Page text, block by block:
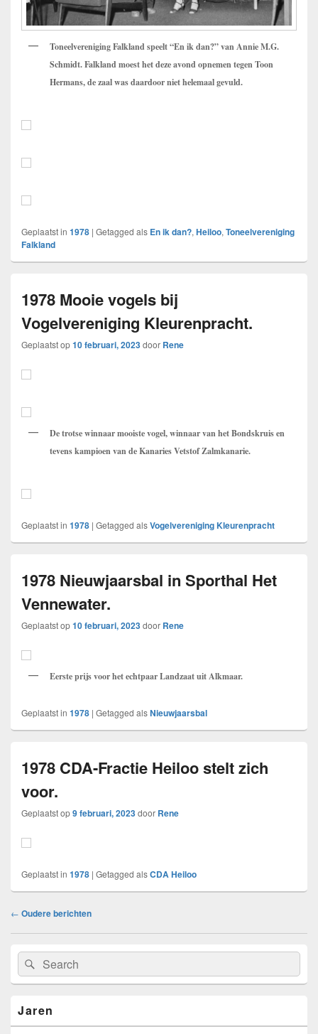
Toneelvereniging Falkland speelt “En ik dan?” van Annie M.G.
Schmidt. Falkland moest het deze avond opnemen tegen Toon
Hermans, de zaal was daardoor niet helemaal gevuld.
Geplaatst in 1978 | Getagged als En ik dan?, Heiloo, Toneelvereniging
Falkland
1978 Mooie vogels bij
Vogelvereniging Kleurenpracht.
Geplaatst op10 februari, 2023door Rene
De trotse winnaar mooiste vogel, winnaar van het Bondskruis en
tevens kampioen van de Kanaries Vetstof Zalmkanarie.
Geplaatst in 1978 | Getagged alsVogelvereniging Kleurenpracht
1978 Nieuwjaarsbal in Sporthal Het
Vennewater.
Geplaatst op10 februari, 2023door Rene
Eerste prijs voor het echtpaar Landzaat uit Alkmaar.
Geplaatst in 1978 | Getagged alsNieuwjaarsbal
1978 CDA-Fractie Heiloo stelt zich
voor.
Geplaatst op9 februari, 2023door Rene
Geplaatst in 1978 | Getagged alsCDA Heiloo
Bericht
← Oudere berichten
Primary
Sidebar
Widget
Area
Search
for:
Search
Jaren